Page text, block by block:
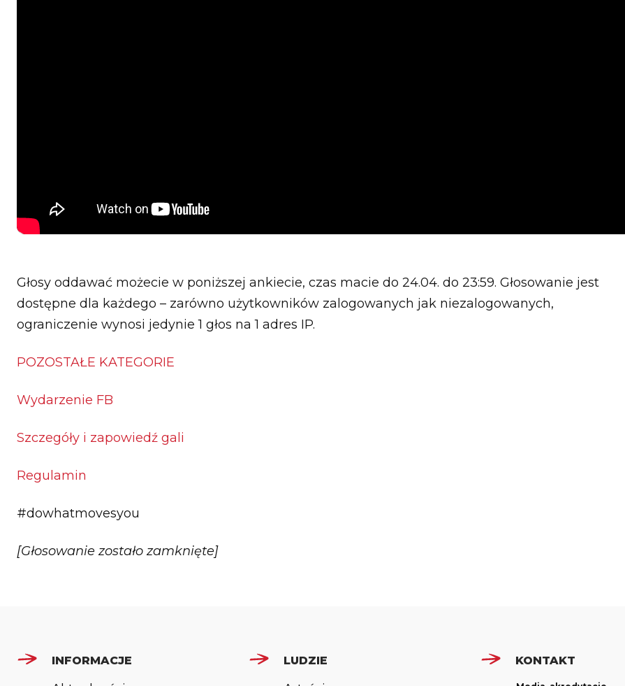
Głosy oddawać możecie w poniższej ankiecie, czas macie do 24.04. do 23:59. Głosowanie jest
dostępne dla każdego – zarówno użytkowników zalogowanych jak niezalogowanych,
ograniczenie wynosi jedynie 1 głos na 1 adres IP.
POZOSTAŁE KATEGORIE
Wydarzenie FB
Szczegóły i zapowiedź gali
Regulamin
#dowhatmovesyou
[Głosowanie zostało zamknięte]
INFORMACJE LUDZIE KONTAKT